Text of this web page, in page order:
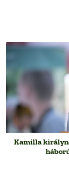
Kamilla